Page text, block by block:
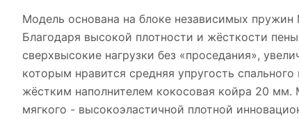
Модель основана на блоке независимых пружин
Благодаря высокой плотности и жёсткости
сверхвысокие нагрузки без «проседания»,
которым нравится средняя упругость
жёстким наполнителем кокосовая койра 20 мм.
мягкого - высокоэластичной плотной